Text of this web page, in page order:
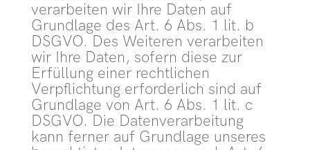
verarbeiten wir Ihre Daten auf
Grundlage des Art. 6 Abs. 1 lit. b
DSGVO. Des Weiteren verarbeiten
wir Ihre Daten, sofern diese zur
Erfüllung einer rechtlichen
Verpflichtung erforderlich sind auf
Grundlage von Art. 6 Abs. 1 lit. c
DSGVO. Die Datenverarbeitung
kann ferner auf Grundlage unseres